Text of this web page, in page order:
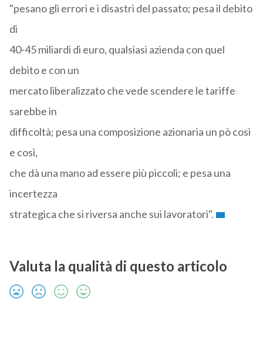
"pesano gli errori e i disastri del passato; pesa il debito
di
40-45 miliardi di euro, qualsiasi azienda con quel
debito e con un
mercato liberalizzato che vede scendere le tariffe
sarebbe in
difficoltà; pesa una composizione azionaria un pò così
e così,
che dà una mano ad essere più piccoli; e pesa una
incertezza
strategica che si riversa anche sui lavoratori".
Valuta la qualità di questo articolo